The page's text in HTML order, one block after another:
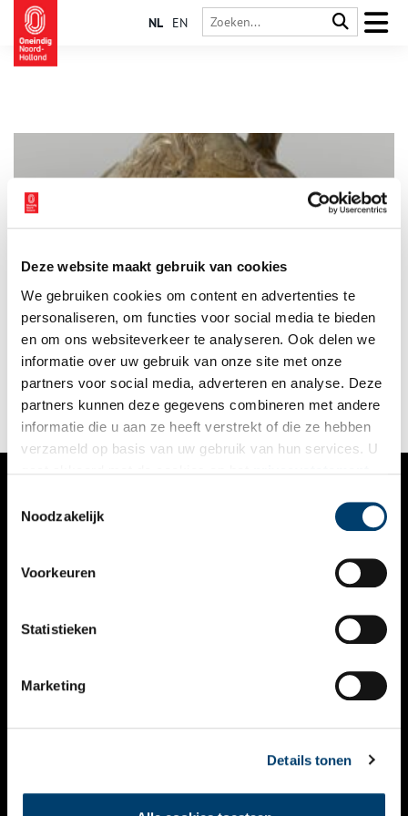
Deze website maakt gebruik van cookies
We gebruiken cookies om content en advertenties te
personaliseren, om functies voor social media te bieden
en om ons websiteverkeer te analyseren. Ook delen we
informatie over uw gebruik van onze site met onze
partners voor social media, adverteren en analyse. Deze
partners kunnen deze gegevens combineren met andere
informatie die u aan ze heeft verstrekt of die ze hebben
verzameld op basis van uw gebruik van hun services. U
Noodzakelijk
Voorkeuren
Statistieken
Marketing
Details tonen
NL EN
Bier is al eeuwenlang een populaire volksdrank, die veel werd
gebrouwen in Haarlem. In de zestiende en zeventiende eeuw
werd bier het liefst gedronken uit een baardmankruik. Maar
hoe werden deze kruiken gemaakt en wie moesten die
baardmannen eigenlijk voorstellen?
VERHALEN
KALENDER
THEMA’S
VIDEO’S
CONTACT